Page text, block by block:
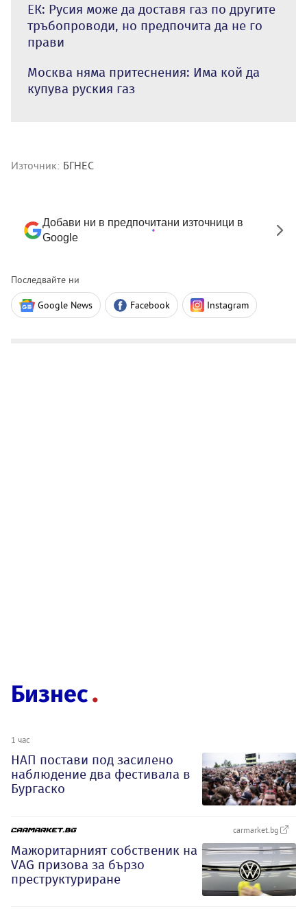
ЕК: Русия може да доставя газ по другите
тръбопроводи, но предпочита да не го
прави
Москва няма притеснения: Има кой да
купува руския газ
Източник: БГНЕС
Добави ни в предпочитани източници в
Google
Последвайте ни
Google News Facebook Instagram
Бизнес
1 час
НАП постави под засилено
наблюдение два фестивала в
Бургаско
carmarket.bg
Мажоритарният собственик на
VAG призова за бързо
преструктуриране